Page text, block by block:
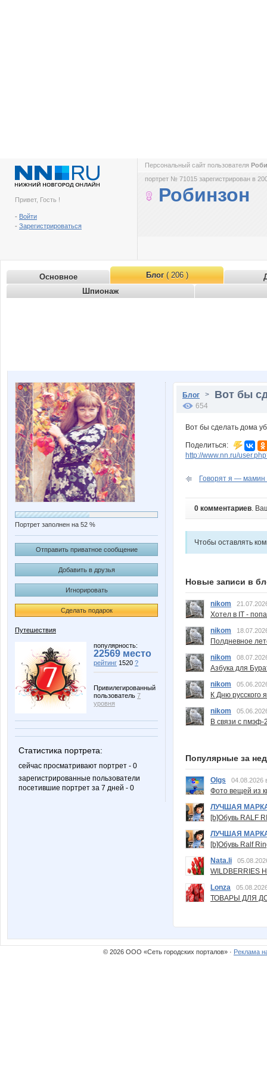
Привет, Гость !
- Войти
- Зарегистрироваться
Персональный сайт пользователя
портрет № 71015 зарегистрирован в
Робинзон
Основное Блог( 206 )
Шпионаж
Портрет заполнен на 52 %
Отправить приватное сообщение
Добавить в друзья
Игнорировать
Сделать подарок
Путешествия
популярность:
22569 место
рейтинг 1520 ?
Привилегированный
пользователь 7
уровня
Статистика портрета:
сейчас просматривают портрет - 0
зарегистрированные пользователи
посетившие портрет за 7 дней - 0
Блог > Вот бы
654
Вот бы сделать дома
Поделиться:
http://www.nn.ru/
Говорят я — мамин
0 комментариев.
Чтобы оставлять
Новые записи в
nikom
Хотел в IT -
nikom
Полдневное
nikom
Азбука для
nikom
К Дню русского
nikom
В связи с пмэф-
Популярные за
Olgs 04.08.2026
Фото вещей из
ЛУЧШАЯ
[b]Обувь RALF
ЛУЧШАЯ
[b]Обувь Ralf
Nata.li
Lonza
ТОВАРЫ ДЛЯ
© 2026 ООО «Сеть городских порталов» · Реклама